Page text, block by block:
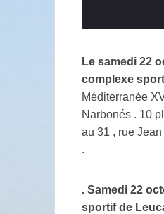
Le samedi 22
complexe
Méditerranée
Narbonés . 10
au 31 , rue
.
. Samedi 22
sportif de